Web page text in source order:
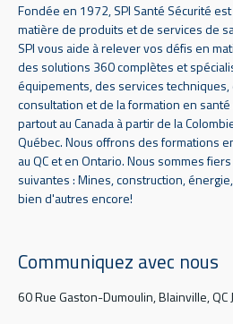
Fondée en 1972, SPI Santé Sécurité
matière de produits et de services de
SPI vous aide à relever vos défis en
des solutions 360 complètes et
équipements, des services
consultation et de la formation en
partout au Canada à partir de la
Québec. Nous offrons des formations
au QC et en Ontario. Nous sommes
suivantes : Mines, construction,
bien d'autres encore!
Communiquez avec nous
60 Rue Gaston-Dumoulin, Blainville, QC